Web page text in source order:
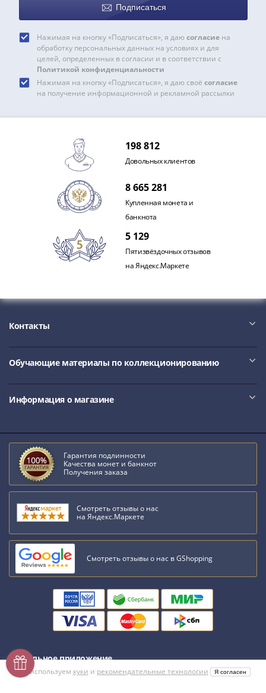
Подписаться
Нажимая на кнопку «Подписаться», я даю согласиена
обработку персональных данных на условиях и для
целей, определенных в согласии и в соответствии с
Политикой конфиденциальности
Нажимая на кнопку «Подписаться», я даю своё согласие
на получение информационной и рекламной рассылки
198 812
Довольных клиентов
8 665 281
Купленная монета и
банкнота
5 129
Пятизвёздочных отзывов
на Яндекс.Маркете
Контакты
Обучающие материалы по коллекционированию
Информация о магазине
Гарантия подлинности
Качества монет и банкнот
Получения заказа
Смотреть отзывы о нас
на Яндекс.Маркете
Смотреть отзывы о нас в GShopping
Мобильное приложение
Мы используем куки и рекомендательные технологии Я согласен